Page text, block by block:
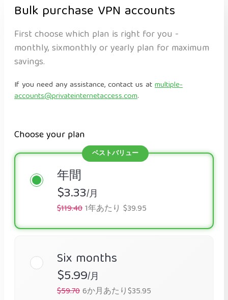
Bulk purchase VPN accounts
First choose which plan is right for you -
monthly, sixmonthly or yearly plan for maximum
savings.
If you need any assistance, contact us atmultiple-
accounts@privateinternetaccess.com.
Choose your plan
年間
$3.33/月
$119.401年あたり $39.95
Six months
$5.99/月
$59.706か月あたり$35.95